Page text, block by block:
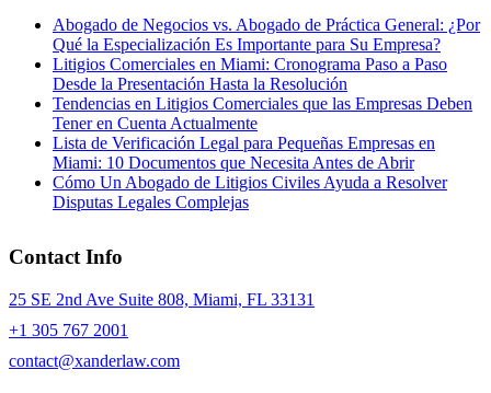
Abogado de Negocios vs. Abogado de Práctica General: ¿Por
Qué la Especialización Es Importante para Su Empresa?
Litigios Comerciales en Miami: Cronograma Paso a Paso
Desde la Presentación Hasta la Resolución
Tendencias en Litigios Comerciales que las Empresas Deben
Tener en Cuenta Actualmente
Lista de Verificación Legal para Pequeñas Empresas en
Miami: 10 Documentos que Necesita Antes de Abrir
Cómo Un Abogado de Litigios Civiles Ayuda a Resolver
Disputas Legales Complejas
Contact Info
25 SE 2nd Ave Suite 808, Miami, FL 33131
+1 305 767 2001
contact@xanderlaw.com